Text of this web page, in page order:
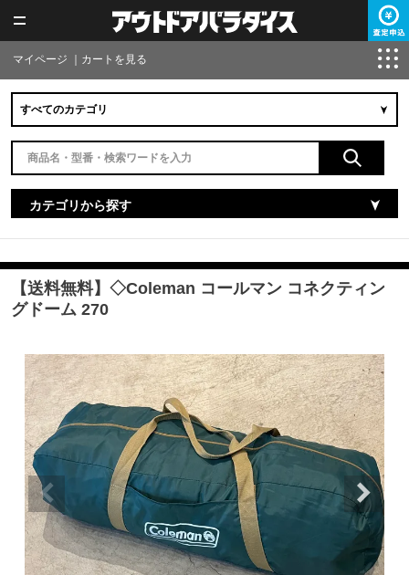
マイページ カートを見る
カテゴリから探す
【送料無料】◇Coleman コールマン コネクティン
グドーム 270